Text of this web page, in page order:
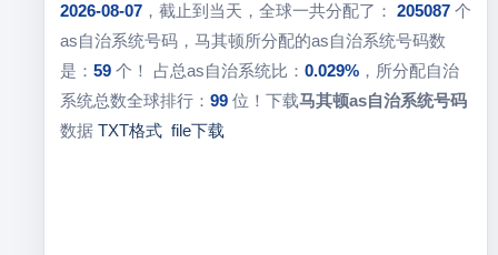
2026-08-07，截止到当天，全球一共分配了： 205087个
as自治系统号码，马其顿所分配的as自治系统号码数
是： 59个！ 占总as自治系统比： 0.029%，所分配自治
系统总数全球排行： 99位！下载马其顿as自治系统号码
数据 TXT格式 file下载